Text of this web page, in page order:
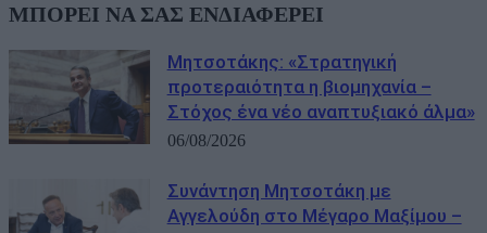
ΜΠΟΡΕΙ ΝΑ ΣΑΣ ΕΝΔΙΑΦΕΡΕΙ
Μητσοτάκης: «Στρατηγική
προτεραιότητα η βιομηχανία –
Στόχος ένα νέο αναπτυξιακό άλμα»
06/08/2026
Συνάντηση Μητσοτάκη με
Αγγελούδη στο Μέγαρο Μαξίμου –